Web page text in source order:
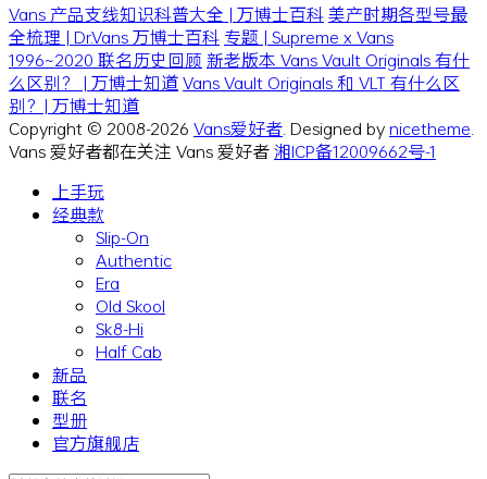
Vans 产品支线知识科普大全 | 万博士百科美产时期各型号最
全梳理 | Dr.Vans 万博士百科 专题 | Supreme x Vans
1996~2020 联名历史回顾 新老版本 Vans Vault Originals 有什
么区别？ | 万博士知道Vans Vault Originals 和 VLT 有什么区
别？| 万博士知道
Copyright © 2008-2026 Vans爱好者 . Designed bynicetheme
Vans 爱好者都在关注 Vans 爱好者湘ICP备12009662号-1
上手玩
经典款
Slip-On
Authentic
Era
Old Skool
Sk8-Hi
Half Cab
新品
联名
型册
官方旗舰店